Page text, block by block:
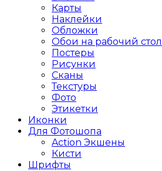
Карты
Наклейки
Обложки
Обои на рабочий стол
Постеры
Рисунки
Сканы
Текстуры
Фото
Этикетки
Иконки
Для Фотошопа
Action Экшены
Кисти
Шрифты